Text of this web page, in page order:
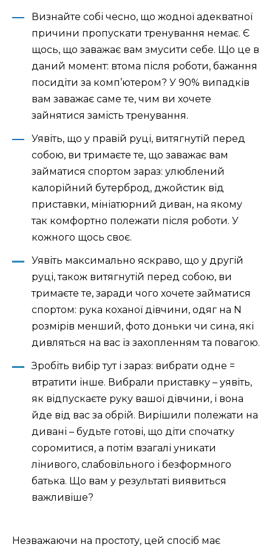
Визнайте собі чесно, що жодної адекватної
причини пропускати тренування немає. Є
щось, що заважає вам змусити себе. Що це в
даний момент: втома після роботи, бажання
посидіти за комп’ютером? У 90% випадків
вам заважає саме те, чим ви хочете
зайнятися замість тренування.
Уявіть, що у правій руці, витягнутій перед
собою, ви тримаєте те, що заважає вам
займатися спортом зараз: улюблений
калорійний бутерброд, джойстик від
приставки, мініатюрний диван, на якому
так комфортно полежати після роботи. У
кожного щось своє.
Уявіть максимально яскраво, що у другій
руці, також витягнутій перед собою, ви
тримаєте те, заради чого хочете займатися
спортом: рука коханої дівчини, одяг на N
розмірів менший, фото доньки чи сина, які
дивляться на вас із захопленням та повагою.
Зробіть вибір тут і зараз: вибрати одне =
втратити інше. Вибрали приставку – уявіть,
як відпускаєте руку вашої дівчини, і вона
йде від вас за обрій. Вирішили полежати на
дивані – будьте готові, що діти спочатку
соромитися, а потім взагалі уникати
лінивого, слабовільного і безформного
батька. Що вам у результаті виявиться
важливіше?
Незважаючи на простоту, цей спосіб має